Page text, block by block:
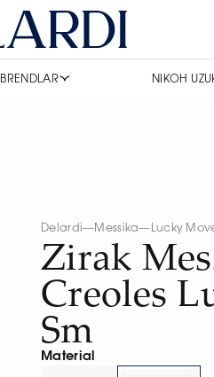
BRENDLAR NIKOH
Delardi—Messika— Lucky
Zirak
Creoles
Sm
Material